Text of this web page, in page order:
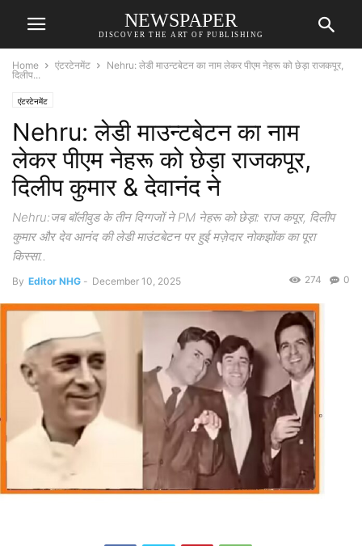
NEWSPAPER
DISCOVER THE ART OF PUBLISHING
Home एंटरटेनमेंट
Nehru: लेडी माउन्टबेटन का नाम लेकर पीएम नेहरू को छेड़ा राजकपूर,
दिलीप...
एंटरटेनमेंट
Nehru: लेडी माउन्टबेटन का नाम
लेकर पीएम नेहरू को छेड़ा राजकपूर,
दिलीप कुमार & देवानंद ने
Nehru:जब बॉलीवुड के तीन दिग्गजों ने PM नेहरू को छेड़ा: राज कपूर, दिलीप
कुमार और देव आनंद की लेडी माउंटबेटन पर हुई मज़ेदार नोकझोंक का पूरा
किस्सा..
By Editor NHG - December 10, 2025 0
274